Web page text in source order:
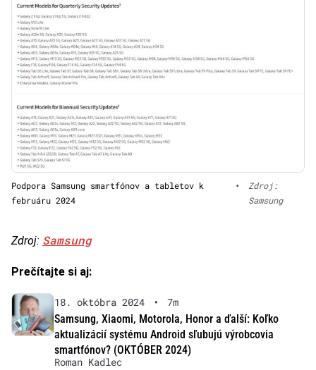
Podpora Samsung smartfónov a tabletov k
februáru 2024
•
Zdroj:
Samsung
Zdroj: Samsung
Prečítajte si aj:
18. októbra 2024 •
7m
Samsung, Xiaomi, Motorola, Honor a ďalší: Koľko
aktualizácií systému Android sľubujú výrobcovia
smartfónov? (OKTÓBER 2024)
Roman Kadlec